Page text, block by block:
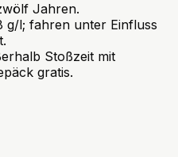
Jahren.
g/l; fahren unter Einfluss
Stoßzeit mit
gratis.